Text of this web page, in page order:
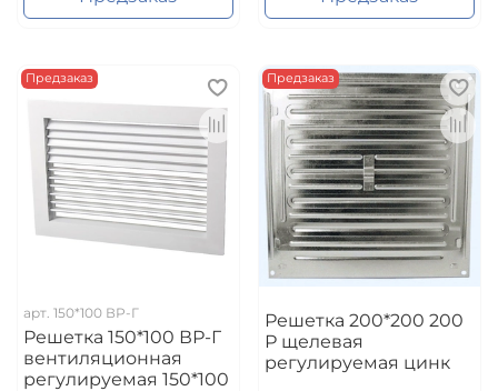
Предзаказ
арт. 150*100 ВР-Г
Решетка 150*100 ВР-Г
вентиляционная
регулируемая 150*100
Предзаказ
Решетка 200*200 200
Р щелевая
регулируемая цинк